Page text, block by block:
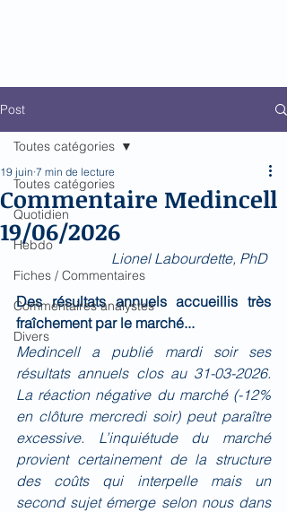
Post
Toutes catégories
Quotidien
Hebdo
Fiches / Commentaires
Commentaires analystes
Divers
Toutes catégories
Commentaire Medincell
19/06/2026
19 juin 7 min de lecture
Lionel Labourdette, PhD
Des résultats annuels accueillis très
fraîchement par le marché...
Medincell a publié mardi soir ses
résultats annuels clos au 31-03-2026.
La réaction négative du marché (-12%
en clôture mercredi soir) peut paraître
excessive. L’inquiétude du marché
provient certainement de la structure
des coûts qui interpelle mais un
second sujet émerge selon nous dans